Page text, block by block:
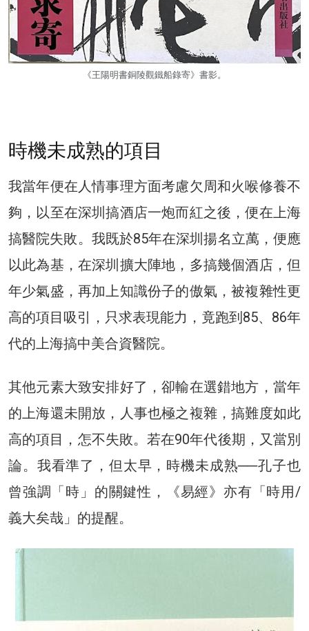
《王陽明書銅陵觀鐵船錄寄》書影。
時機未成熟的項目
我當年便在人情事理方面考慮欠周和火喉修養不
夠，以至在深圳搞酒店一炮而紅之後，便在上海
搞醫院失敗。我既於85年在深圳揚名立萬，便應
以此為基，在深圳擴大陣地，多搞幾個酒店，但
年少氣盛，再加上知識份子的傲氣，被複雜性更
高的項目吸引，只求表現能力，竟跑到85、86年
代的上海搞中美合資醫院。
其他元素大致安排好了，卻輸在選錯地方，當年
的上海還未開放，人事也極之複雜，搞難度如此
高的項目，怎不失敗。若在90年代後期，又當別
論。我看準了，但太早，時機未成熟──孔子也
曾強調「時」的關鍵性，《易經》亦有「時用/
義大矣哉」的提醒。